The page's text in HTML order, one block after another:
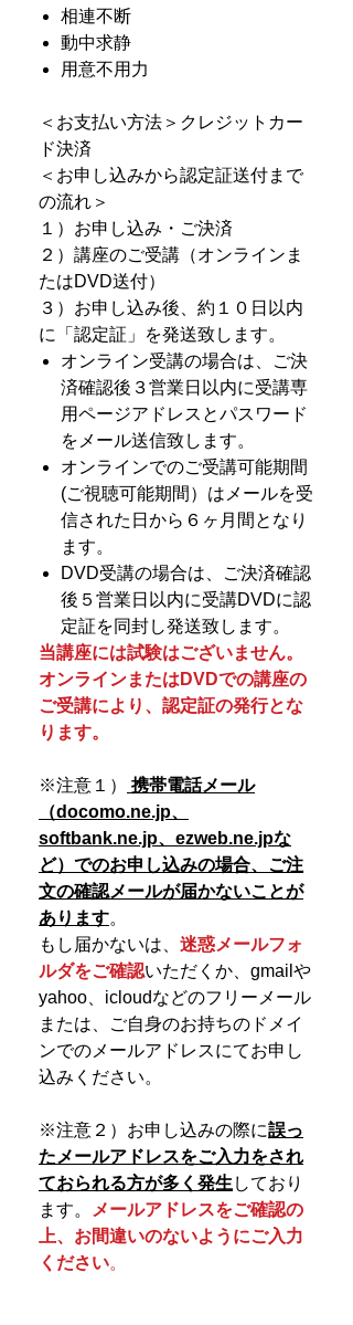
相連不断
動中求静
用意不用力
＜お支払い方法＞クレジットカー
ド決済
＜お申し込みから認定証送付まで
の流れ＞
１）お申し込み・ご決済
２）講座のご受講（オンラインま
たはDVD送付）
３）お申し込み後、約１０日以内
に「認定証」を発送致します。
オンライン受講の場合は、ご決
済確認後３営業日以内に受講専
用ページアドレスとパスワード
をメール送信致します。
オンラインでのご受講可能期間
(ご視聴可能期間）はメールを受
信された日から６ヶ月間となり
ます。
DVD受講の場合は、ご決済確認
後５営業日以内に受講DVDに認
定証を同封し発送致します。
当講座には試験はございません。
オンラインまたはDVDでの講座の
ご受講により、認定証の発行とな
ります。
※注意１）
携帯電話メール
（docomo.ne.jp、
softbank.ne.jp、ezweb.ne.jpな
ど）でのお申し込みの場合、 ご注
文の確認メールが届かないことが
あります。
もし届かないは、 迷惑メールフォ
ルダをご確認いただくか、gmailや
yahoo、icloudなどのフリーメール
または、ご自身のお持ちのドメイ
ンでのメールアドレスにてお申し
込みください。
※注意２）お申し込みの際に誤っ
たメールアドレスをご入力をされ
ておられる方が多く発生 しており
ます。
メールアドレスをご確認の
上、お間違いのないようにご入力
ください。